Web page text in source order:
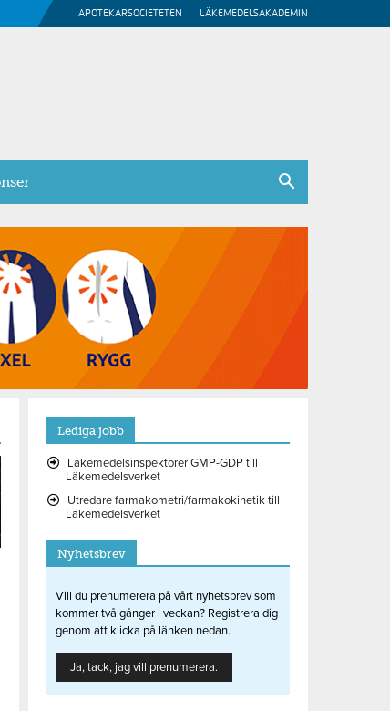
APOTEKARSOCIETETEN LÄKEMEDELSAKADEMIN
Lediga jobb
Läkemedelsinspektörer GMP-GDP till
Läkemedelsverket
Utredare farmakometri/farmakokinetik till
Läkemedelsverket
Nyhetsbrev
Vill du prenumerera på vårt nyhetsbrev som
kommer två gånger i veckan? Registrera dig
genom att klicka på länken nedan.
Ja, tack, jag vill prenumerera.